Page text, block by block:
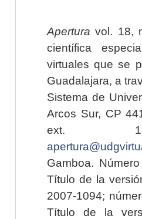
Apertura vol. 18,
científica
virtuales que se
Guadalajara, a
Sistema de
Arcos Sur, CP
ext.
Gamboa.
Título de la
2007-1094;
Título de la